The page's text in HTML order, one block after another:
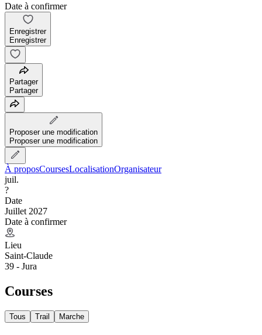
Date à confirmer
Enregistrer
Enregistrer
Partager
Partager
Proposer une modification
Proposer une modification
À proposCoursesLocalisationOrganisateur
juil.
?
Date
Juillet 2027
Date à confirmer
Lieu
Saint-Claude
39 - Jura
Courses
Tous Trail Marche